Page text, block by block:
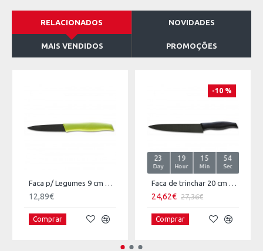
RELACIONADOS NOVIDADES
MAIS VENDIDOS PROMOÇÕES
Faca p/ Legumes 9 cm NICUL Titanium
12,89€
Comprar
-10 %
23
Day
19
Hour
15
Min
54
Sec
Faca de trinchar 20 cm NICUL Titanium
24,62€ 27,36€
Comprar